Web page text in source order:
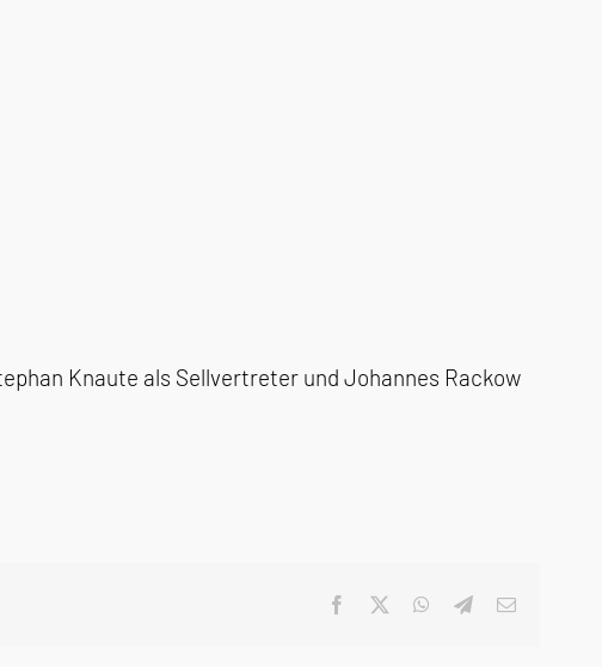
Knaute als Sellvertreter und Johannes Rackow
Facebook WhatsApp
Telegram
E-